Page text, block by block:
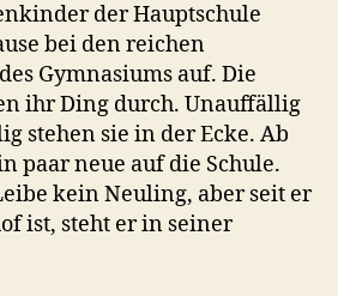
der Hauptschule
bei den reichen
Gymnasiums auf. Die
ihr Ding durch. Unauffällig
stehen sie in der Ecke. Ab
paar neue auf die Schule.
kein Neuling, aber seit er
ist, steht er in seiner